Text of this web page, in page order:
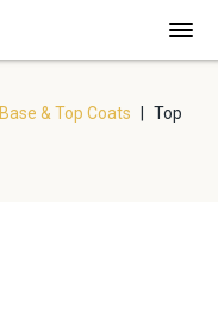
Base & Top Coats
Top